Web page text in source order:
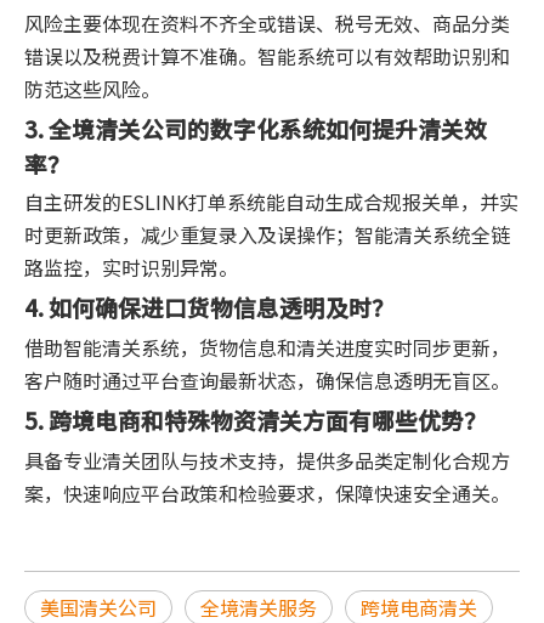
风险主要体现在资料不齐全或错误、税号无效、商品分类
错误以及税费计算不准确。智能系统可以有效帮助识别和
防范这些风险。
3. 全境清关公司的数字化系统如何提升清关效
率？
自主研发的ESLINK打单系统能自动生成合规报关单，并实
时更新政策，减少重复录入及误操作；智能清关系统全链
路监控，实时识别异常。
4. 如何确保进口货物信息透明及时？
借助智能清关系统，货物信息和清关进度实时同步更新，
客户随时通过平台查询最新状态，确保信息透明无盲区。
5. 跨境电商和特殊物资清关方面有哪些优势？
具备专业清关团队与技术支持，提供多品类定制化合规方
案，快速响应平台政策和检验要求，保障快速安全通关。
美国清关公司 全境清关服务
跨境电商清关